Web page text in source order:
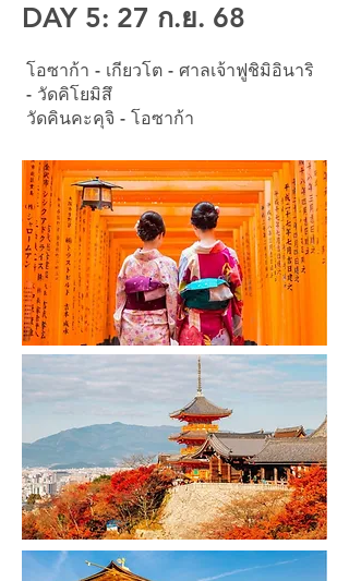
DAY 5: 27 ก.ย. 68
โอซาก้า - เกียวโต - ศาลเจ้าฟูชิมิอินาริ
- วัดคิโยมิสึ
วัดคินคะคุจิ - โอซาก้า